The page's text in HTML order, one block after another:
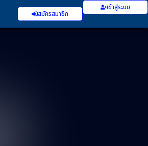
สมัครสมาชิก
เข้าสู่ระบบ